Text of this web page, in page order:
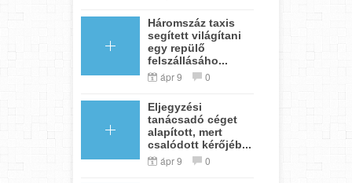
Háromszáz taxis
segített világítani
egy repülő
felszállásáho...
ápr 9 0
Eljegyzési
tanácsadó céget
alapított, mert
csalódott kérőjéb...
ápr 9 0